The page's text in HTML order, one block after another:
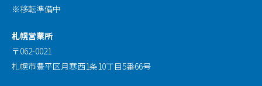
※移転準備中
札幌営業所
〒062-0021
札幌市豊平区月寒西1条10丁目5番66号